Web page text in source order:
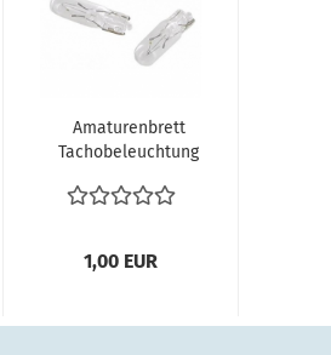
Amaturenbrett
Tachobeleuchtung
Lämpchen...
1,00 EUR